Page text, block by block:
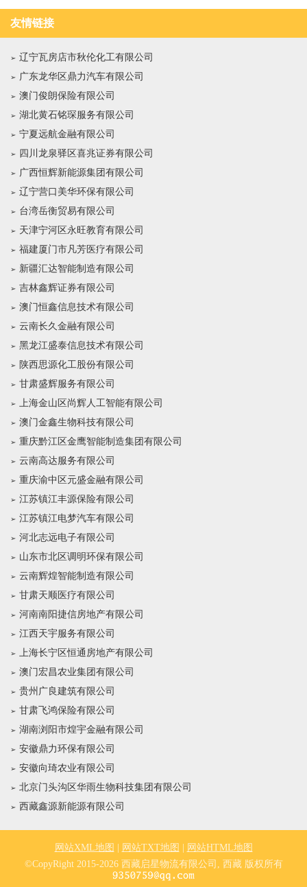
友情链接
辽宁瓦房店市秋伦化工有限公司
广东龙华区鼎力汽车有限公司
澳门俊朗保险有限公司
湖北黄石铭琛服务有限公司
宁夏远航金融有限公司
四川龙泉驿区喜兆证券有限公司
广西恒辉新能源集团有限公司
辽宁营口美华环保有限公司
台湾岳衡贸易有限公司
天津宁河区永旺教育有限公司
福建厦门市凡芳医疗有限公司
新疆汇达智能制造有限公司
吉林鑫辉证券有限公司
澳门恒鑫信息技术有限公司
云南长久金融有限公司
黑龙江盛泰信息技术有限公司
陕西思源化工股份有限公司
甘肃盛辉服务有限公司
上海金山区尚辉人工智能有限公司
澳门金鑫生物科技有限公司
重庆黔江区金鹰智能制造集团有限公司
云南高达服务有限公司
重庆渝中区元盛金融有限公司
江苏镇江丰源保险有限公司
江苏镇江电梦汽车有限公司
河北志远电子有限公司
山东市北区调明环保有限公司
云南辉煌智能制造有限公司
甘肃天顺医疗有限公司
河南南阳捷信房地产有限公司
江西天宇服务有限公司
上海长宁区恒通房地产有限公司
澳门宏昌农业集团有限公司
贵州广良建筑有限公司
甘肃飞鸿保险有限公司
湖南浏阳市煌宇金融有限公司
安徽鼎力环保有限公司
安徽向琦农业有限公司
北京门头沟区华雨生物科技集团有限公司
西藏鑫源新能源有限公司
网站XML地图 网站TXT地图
网站HTML地图
©CopyRight 2015-2026 西藏启星物流有限公司, 西藏 版权所有